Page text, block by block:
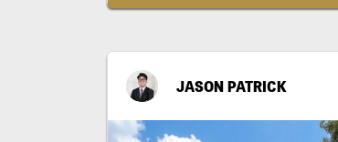
JASON PATRICK